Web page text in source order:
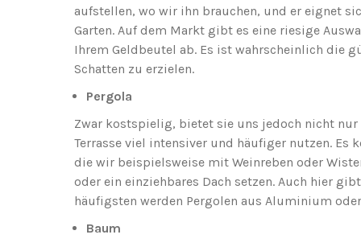
aufstellen, wo wir ihn brauchen, und er eignet
Garten. Auf dem Markt gibt es eine riesige
Ihrem Geldbeutel ab. Es ist wahrscheinlich die
Schatten zu erzielen.
Pergola
Zwar kostspielig, bietet sie uns jedoch nicht nur
Terrasse viel intensiver und häufiger nutzen.
die wir beispielsweise mit Weinreben oder
oder ein einziehbares Dach setzen. Auch hier
häufigsten werden Pergolen aus Aluminium
Baum